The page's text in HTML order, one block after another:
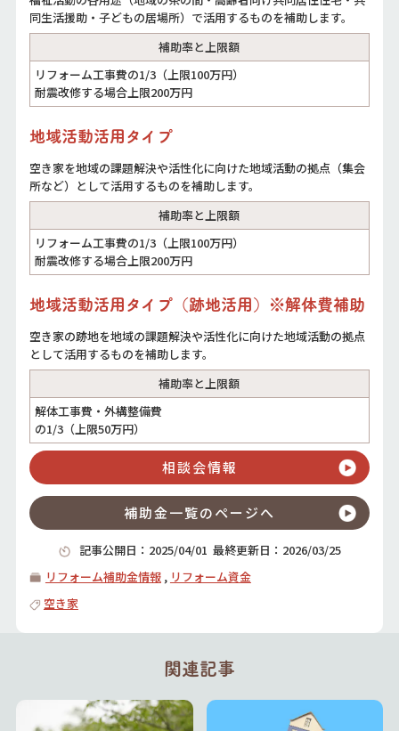
同生活援助・子どもの居場所）で活用するものを補助します。
補助率と上限額
リフォーム工事費の1/3（上限100万円）
耐震改修する場合上限200万円
地域活動活用タイプ
空き家を地域の課題解決や活性化に向けた地域活動の拠点（集会
所など）として活用するものを補助します。
補助率と上限額
リフォーム工事費の1/3（上限100万円）
耐震改修する場合上限200万円
地域活動活用タイプ（跡地活用）※解体費補助
空き家の跡地を地域の課題解決や活性化に向けた地域活動の拠点
として活用するものを補助します。
補助率と上限額
解体工事費・外構整備費
の1/3（上限50万円）
相談会情報
補助金一覧のページへ
記事公開日： 2025/04/01 最終更新日： 2026/03/25
リフォーム補助金情報, リフォーム資金
空き家
関連記事